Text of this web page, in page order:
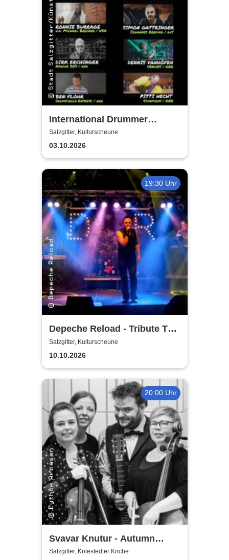
International Drummer
Meeting Konzert |
Kulturscheune
Salzgitter, Kulturscheune
03.10.2026
19:30 Uhr
Depeche Reload - Tribute To
Depeche Mode
Salzgitter, Kulturscheune
10.10.2026
20:00 Uhr
Svavar Knutur - Autumn
String Trio Tour
Salzgitter, Kniestedter Kirche